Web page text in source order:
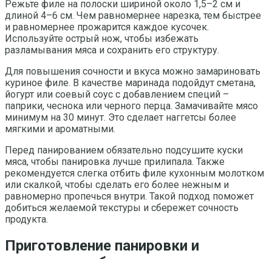
Режьте филе на полоски шириной около 1,5–2 см и
длиной 4–6 см. Чем равномернее нарезка, тем быстрее
и равномернее прожарится каждое кусочек.
Используйте острый нож, чтобы избежать
разламывания мяса и сохранить его структуру.
Для повышения сочности и вкуса можно замариновать
куриное филе. В качестве маринада подойдут сметана,
йогурт или соевый соус с добавлением специй –
паприки, чеснока или черного перца. Замачивайте мясо
минимум на 30 минут. Это сделает наггетсы более
мягкими и ароматными.
Перед панированием обязательно подсушите куски
мяса, чтобы панировка лучше прилипала. Также
рекомендуется слегка отбить филе кухонным молотком
или скалкой, чтобы сделать его более нежным и
равномерно пропечься внутри. Такой подход поможет
добиться желаемой текстуры и сбережет сочность
продукта.
Приготовление панировки и